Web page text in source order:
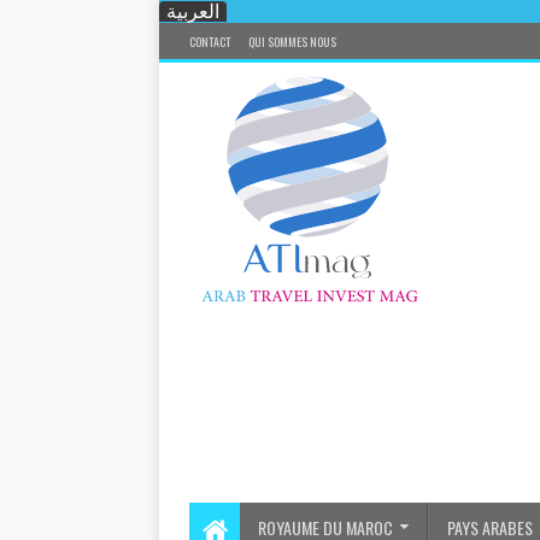
العربية
CONTACT QUI SOMMES NOUS
ROYAUME DU MAROC PAYS ARABES